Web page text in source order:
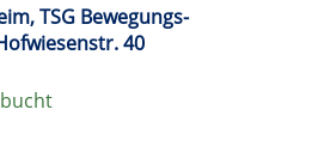
TSG Bewegungs-
40